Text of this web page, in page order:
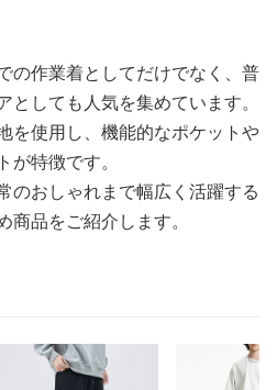
の作業着としてだけでなく、普
しても人気を集めています。
を使用し、機能的なポケットや
特徴です。
のおしゃれまで幅広く活躍する
品をご紹介します。